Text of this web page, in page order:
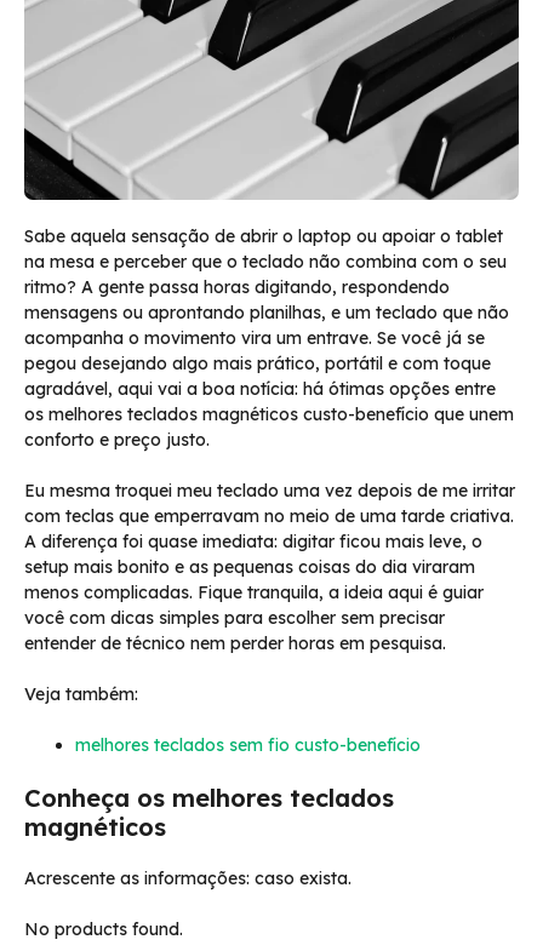
Sabe aquela sensação de abrir o laptop ou apoiar o tablet
na mesa e perceber que o teclado não combina com o seu
ritmo? A gente passa horas digitando, respondendo
mensagens ou aprontando planilhas, e um teclado que não
acompanha o movimento vira um entrave. Se você já se
pegou desejando algo mais prático, portátil e com toque
agradável, aqui vai a boa notícia: há ótimas opções entre
os melhores teclados magnéticos custo-benefício que unem
conforto e preço justo.
Eu mesma troquei meu teclado uma vez depois de me irritar
com teclas que emperravam no meio de uma tarde criativa.
A diferença foi quase imediata: digitar ficou mais leve, o
setup mais bonito e as pequenas coisas do dia viraram
menos complicadas. Fique tranquila, a ideia aqui é guiar
você com dicas simples para escolher sem precisar
entender de técnico nem perder horas em pesquisa.
Veja também:
melhores teclados sem fio custo-benefício
Conheça os melhores teclados
magnéticos
Acrescente as informações: caso exista.
No products found.